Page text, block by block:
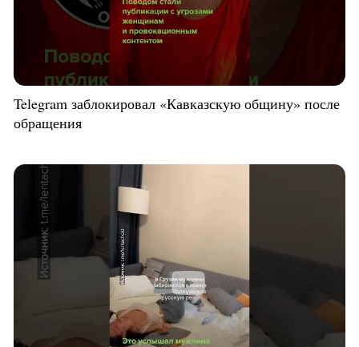
Telegram заблокировал «Кавказскую общину» после
обращения